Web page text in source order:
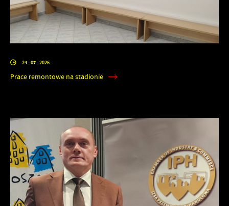
24 - 07 - 2026
Prace remontowe na stadionie